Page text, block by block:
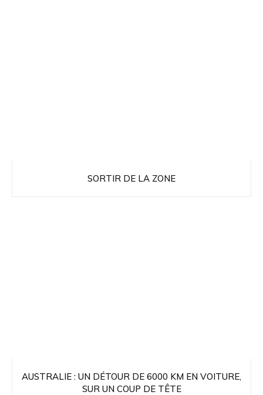
SORTIR DE LA ZONE
AUSTRALIE : UN DÉTOUR DE 6000 KM EN VOITURE,
SUR UN COUP DE TÊTE